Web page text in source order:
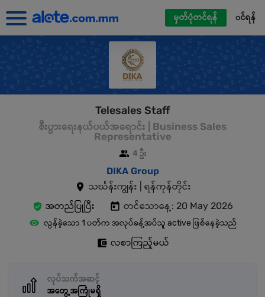
မှတ်ပုံတင်ရန် ၀င်ရန်
Telesales Staff
စီးပွားရေးနယ်ပယ်အရောင်း | Business Sales
Representative
4 ဦး
DIKA Group
သင်္ဃန်းကျွန်း | ရန်ကုန်တိုင်း
အတည်ပြုပြီး
တင်သောနေ့: 20 May 2026
လွန်ခဲ့သော 1 ပတ်က အလုပ်ခန့်အပ်သူ active ဖြစ်နေခဲ့သည်
လစာကြည့်မယ်
လုပ်သက်အဆင့်
အတွေ့အကြုံမရှိ